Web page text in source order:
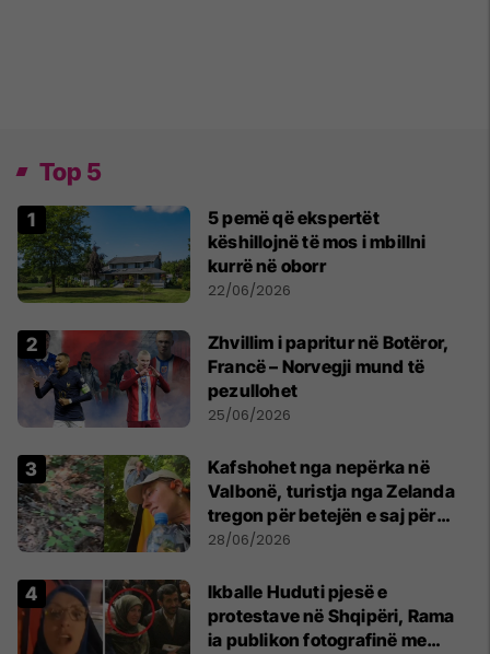
Top 5
5 pemë që ekspertët
këshillojnë të mos i mbillni
kurrë në oborr
22/06/2026
Zhvillim i papritur në Botëror,
Francë – Norvegji mund të
pezullohet
25/06/2026
Kafshohet nga nepërka në
Valbonë, turistja nga Zelanda
tregon për betejën e saj për
mbijetesë
28/06/2026
Ikballe Huduti pjesë e
protestave në Shqipëri, Rama
ia publikon fotografinë me